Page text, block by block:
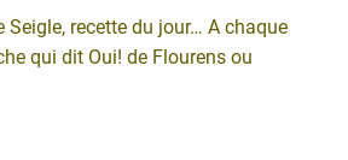
Seigle, recette du jour… A chaque
qui dit Oui! de Flourens ou